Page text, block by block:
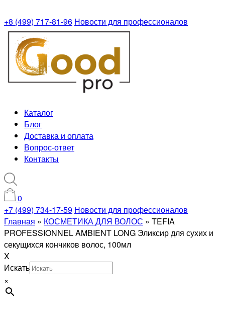
+8 (499) 717-81-96 Новости для профессионалов
Каталог
Блог
Доставка и оплата
Вопрос-ответ
Контакты
0
+7 (499) 734-17-59 Новости для профессионалов
Главная » КОСМЕТИКА ДЛЯ ВОЛОС » TEFIA
PROFESSIONNEL AMBIENT LONG Эликсир для сухих и
секущихся кончиков волос, 100мл
X
Искать
×